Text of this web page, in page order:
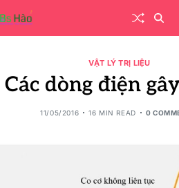
VẬT LÝ TRỊ LIỆU
Các dòng điện
11/05/2016 16 MIN READ 0